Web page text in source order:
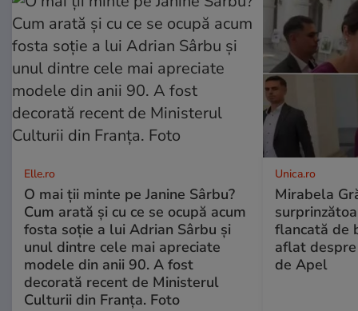
Elle.ro
O mai ții minte pe Janine Sârbu?
Cum arată și cu ce se ocupă acum
fosta soție a lui Adrian Sârbu și
unul dintre cele mai apreciate
modele din anii 90. A fost
decorată recent de Ministerul
Culturii din Franța. Foto
Unica.ro
Mirabela
flancată de
aflat
de Apel